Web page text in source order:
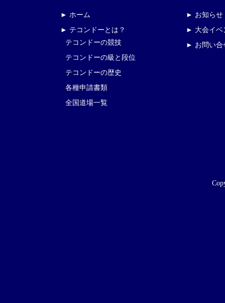
► ホーム
► テコンドーとは？
テコンドーの競技
テコンドーの級と段位
テコンドーの歴史
各種申請書類
全国道場一覧
► お知らせ
► 大会イベ
► お問い合